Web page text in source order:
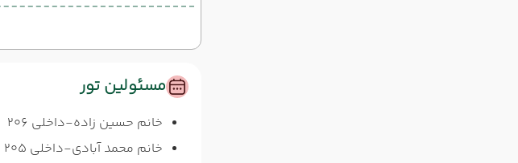
مسئولین تور
خانم حسین زاده-داخلی 206
خانم محمد آبادی-داخلی 205